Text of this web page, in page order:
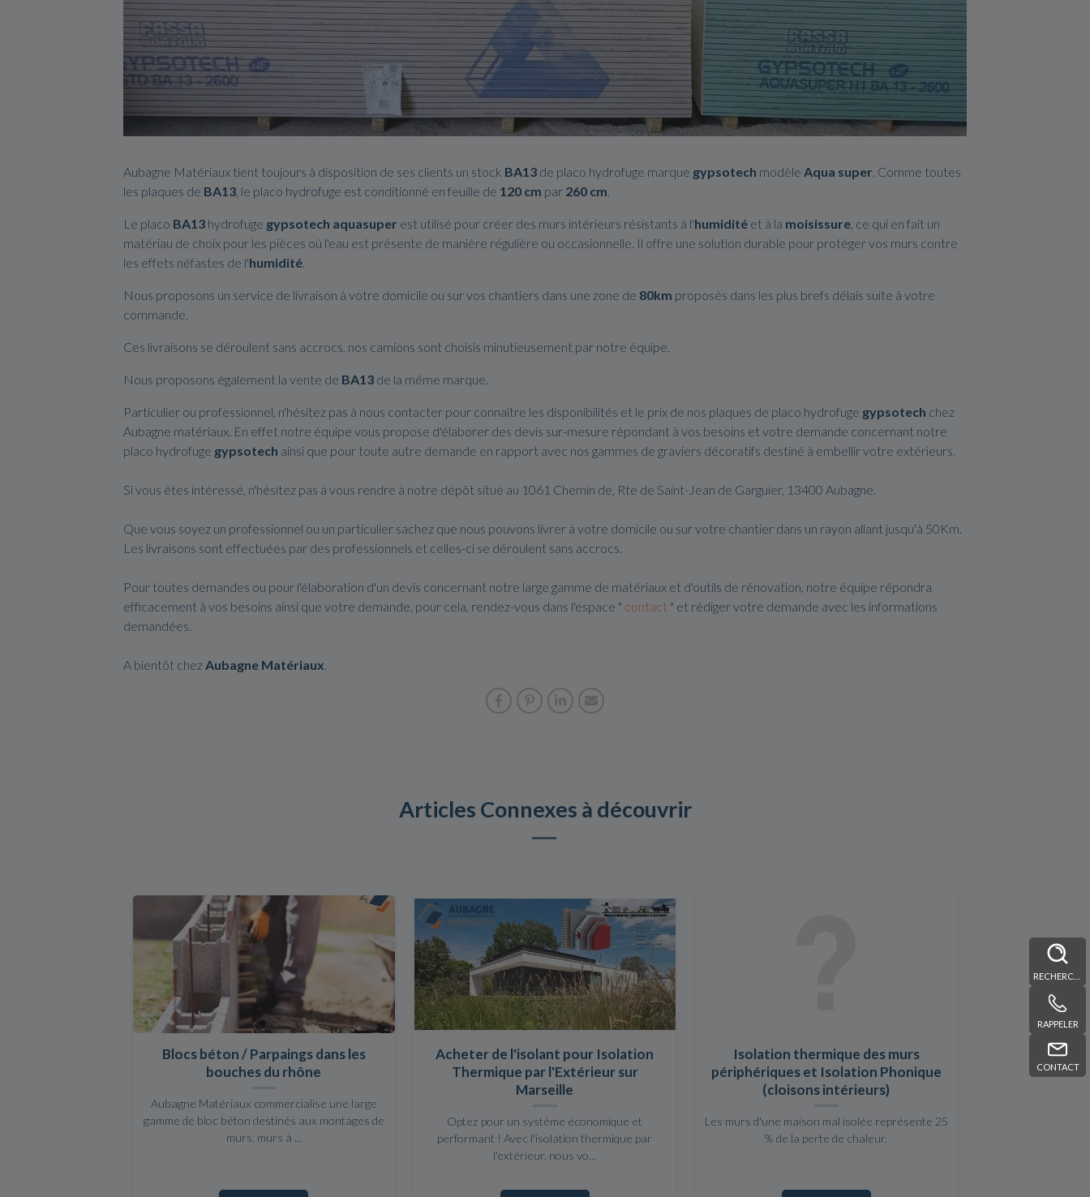
RAPPELER
CONTACT
Aubagne Matériaux tient toujours à disposition de ses clients un stock BA13 de placo hydrofuge marque gypsotech modèle Aqua super. Comme toutes
les plaques de BA13 , le placo hydrofuge est conditionné en feuille de 120 cm par 260 cm.
Le placo BA13 hydrofuge gypsotech aquasuper est utilisé pour créer des murs intérieurs résistants à l'humidité et à la moisissure , ce qui en fait un
matériau de choix pour les pièces où l'eau est présente de manière régulière ou occasionnelle. Il offre une solution durable pour protéger vos murs contre
les effets néfastes de l'humidité.
Nous proposons un service de livraison à votre domicile ou sur vos chantiers dans une zone de 80km proposés dans les plus brefs délais suite à votre
commande.
Ces livraisons se déroulent sans accrocs, nos camions sont choisis minutieusement par notre équipe.
Nous proposons également la vente de BA13 de la même marque.
Particulier ou professionnel, n'hésitez pas à nous contacter pour connaître les disponibilités et le prix de nos plaques de placo hydrofuge gypsotech chez
Aubagne matériaux. En effet notre équipe vous propose d'élaborer des devis sur-mesure répondant à vos besoins et votre demande concernant notre
placo hydrofuge gypsotech ainsi que pour toute autre demande en rapport avec nos gammes de graviers décoratifs destiné à embellir votre extérieurs.
Si vous êtes intéressé, n'hésitez pas à vous rendre à notre dépôt situé au 1061 Chemin de, Rte de Saint-Jean de Garguier, 13400 Aubagne.
Que vous soyez un professionnel ou un particulier sachez que nous pouvons livrer à votre domicile ou sur votre chantier dans un rayon allant jusqu'à 50Km.
Les livraisons sont effectuées par des professionnels et celles-ci se déroulent sans accrocs.
Pour toutes demandes ou pour l'élaboration d'un devis concernant notre large gamme de matériaux et d'outils de rénovation, notre équipe répondra
efficacement à vos besoins ainsi que votre demande, pour cela, rendez-vous dans l'espace " contact " et rédiger votre demande avec les informations
demandées.
A bientôt chezAubagne Matériaux.
Articles Connexes à découvrir
Blocs béton / Parpaings dans les
bouches du rhône
Aubagne Matériaux commercialise une large
gamme de bloc béton destinés aux montages de
murs, murs à ...
Acheter de l'isolant pour Isolation
Thermique par l'Extérieur sur
Marseille
Optez pour un système économique et
performant ! Avec l'isolation thermique par
l'extérieur, nous vo...
Isolation thermique des murs
périphériques et Isolation Phonique
(cloisons intérieurs)
Les murs d'une maison mal isolée représente 25
% de la perte de chaleur.